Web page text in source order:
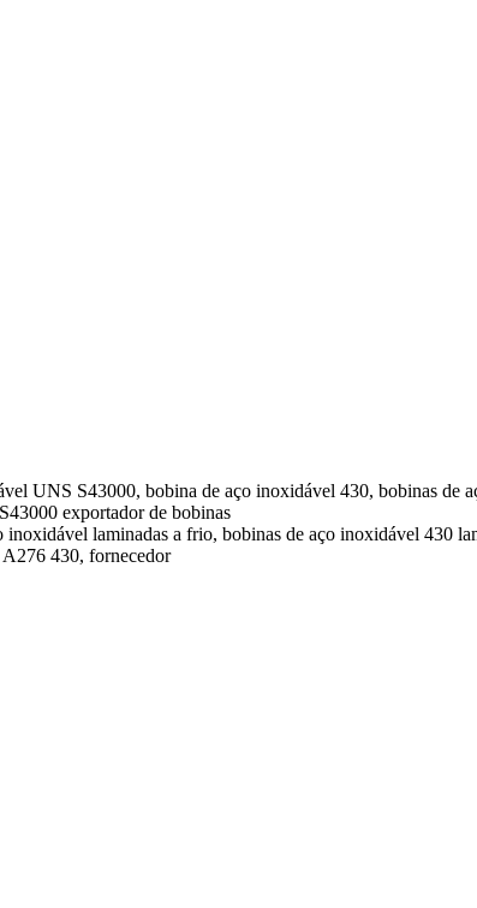
UNS S43000, bobina de aço inoxidável 430, bobinas de
exportador de bobinas
laminadas a frio, bobinas de aço inoxidável 430
430, fornecedor